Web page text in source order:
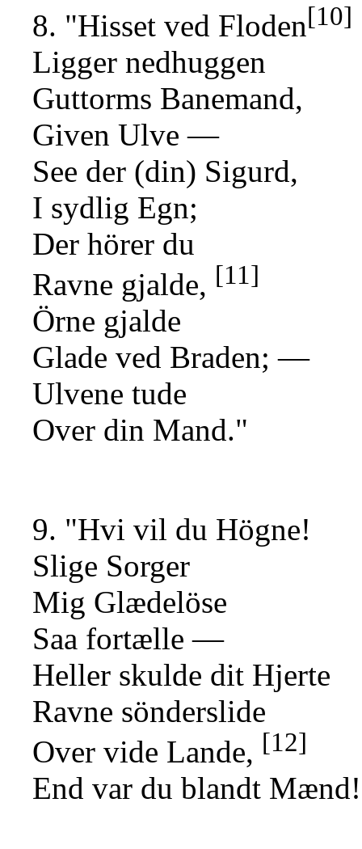
8. "Hisset ved Floden[10]
Ligger nedhuggen
Guttorms Banemand,
Given Ulve —
See der (din) Sigurd,
I sydlig Egn;
Der hörer du
Ravne gjalde, [11]
Örne gjalde
Glade ved Braden; —
Ulvene tude
Over din Mand."
9. "Hvi vil du Högne!
Slige Sorger
Mig Glædelöse
Saa fortælle —
Heller skulde dit Hjerte
Ravne sönderslide
Over vide Lande, [12]
End var du blandt